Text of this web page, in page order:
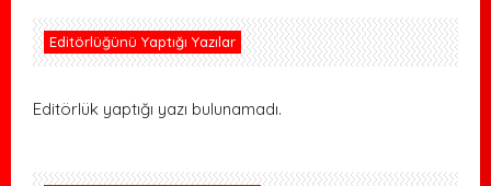
Editörlüğünü Yaptığı Yazılar
Editörlük yaptığı yazı bulunamadı.